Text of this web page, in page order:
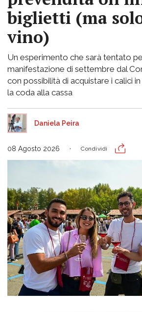
biglietti (ma
vino)
Un esperimento che sarà tentato
manifestazione di settembre dal
con possibilità di acquistare i calici
la coda alla cassa
Daniela Peira
08 Agosto 2026 Condividi